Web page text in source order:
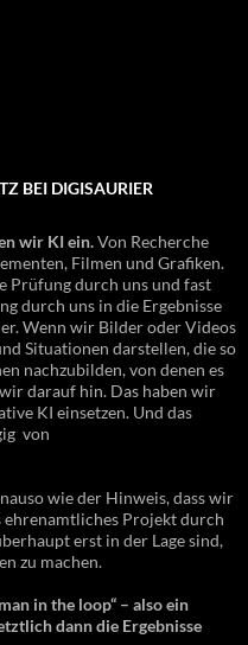
BEI DIGISAURIER
wir KI ein.Von Recherche
Filmen und Grafiken.
Prüfung durch uns und fast
durch uns in die Ergebnisse
Wenn wir Bilder oder Videos
Situationen darstellen, die so
nachzubilden, von denen es
darauf hin. Das haben wir
KI einsetzen. Und das
von
wie der Hinweis, dass wir
Projekt durch
erst in der Lage sind,
zu machen.
in the loop“ – also ein
dann die Ergebnisse